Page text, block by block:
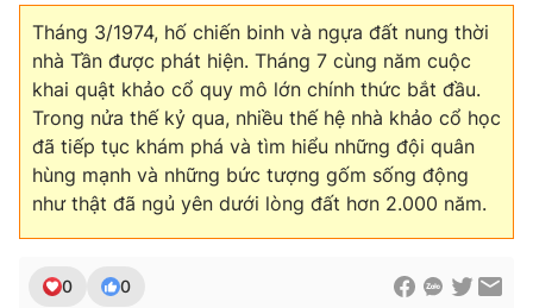
Tháng 3/1974, hố chiến binh và ngựa đất nung thời
nhà Tần được phát hiện. Tháng 7 cùng năm cuộc
khai quật khảo cổ quy mô lớn chính thức bắt đầu.
Trong nửa thế kỷ qua, nhiều thế hệ nhà khảo cổ học
đã tiếp tục khám phá và tìm hiểu những đội quân
hùng mạnh và những bức tượng gốm sống động
như thật đã ngủ yên dưới lòng đất hơn 2.000 năm.
0 0